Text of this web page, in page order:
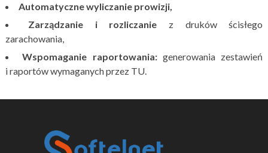
Automatyczne wyliczanie prowizji,
Zarządzanie i rozliczanie z druków ścisłego
zarachowania,
Wspomaganie raportowania:generowania zestawień
i raportów wymaganych przez TU.